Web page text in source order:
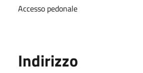
Accesso pedonale
Indirizzo